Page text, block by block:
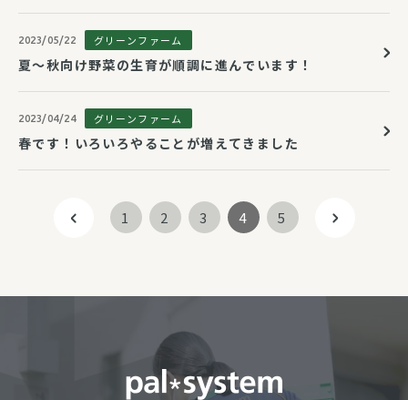
2023/05/22 グリーンファーム
夏～秋向け野菜の生育が順調に進んでいます！
2023/04/24 グリーンファーム
春です！いろいろやることが増えてきました
1 2 3 4 5